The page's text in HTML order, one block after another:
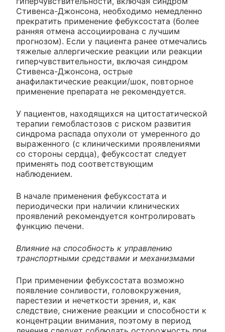
Стивенса-Джонсона, необходимо немедленно
прекратить применение фебуксостата (более
ранняя отмена ассоциирована с лучшим
прогнозом). Если у пациента ранее отмечались
тяжелые аллергические реакции или реакции
гиперчувствительности, включая синдром
Стивенса-Джонсона, острые
анафилактические реакции/шок, повторное
применение препарата не рекомендуется.
У пациентов, находящихся на цитостатической
терапии гемобластозов с риском развития
синдрома распада опухоли от умеренного до
выраженного (с клиническими проявлениями
со стороны сердца), фебуксостат следует
применять под соответствующим
наблюдением.
В начале применения фебуксостата и
периодически при наличии клинических
проявлений рекомендуется контролировать
функцию печени.
Влияние на способность к управлению
транспортными средствами и механизмами
При применении фебуксостата возможно
появление сонливости, головокружения,
парестезии и нечеткости зрения, и, как
следствие, снижение реакции и способности к
концентрации внимания, поэтому в период